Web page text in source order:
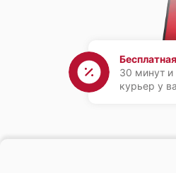
30 минут и
курьер у